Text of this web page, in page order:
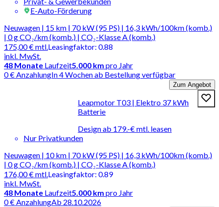
E-Auto-Förderung
Neuwagen | 15 km | 70 kW (95 PS) | 16,3 kWh/100km (komb.)
| 0 g CO₂/km (komb.) | CO₂-Klasse A (komb.)
175,00 €mtl.
inkl. MwSt.
Leasingfaktor: 0.88
48 Monate Laufzeit5.000 km pro Jahr
0 € AnzahlungIn 4 Wochen ab Bestellung verfügbar
Zum Angebot
Leapmotor T03 | Elektro 37 kWh
Batterie
Design ab 179.-€ mtl. leasen
Nur Privatkunden
Neuwagen | 10 km | 70 kW (95 PS) | 16,3 kWh/100km (komb.)
| 0 g CO₂/km (komb.) | CO₂-Klasse A (komb.)
176,00 €mtl.
inkl. MwSt.
Leasingfaktor: 0.89
48 Monate Laufzeit5.000 km pro Jahr
0 € AnzahlungAb 28.10.2026